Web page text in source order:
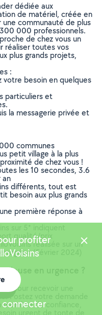
dédiée aux
de matériel, créée en
une communauté de plus
000 professionnels.
de chez vous un
réaliser toutes vos
plus grands projets,
:
votre besoin en quelques
particuliers et
la messagerie privée et
communes
petit village à la plus
de chez vous !
les 10 secondes, 3.6
an
différents, tout est
besoin aux plus grands
première réponse à
qualité/prix
réalisée sur un
(Février 2024)
en urgence ?
pour recevoir une
de confiance,
urgent de tonte de
profiter
connecter